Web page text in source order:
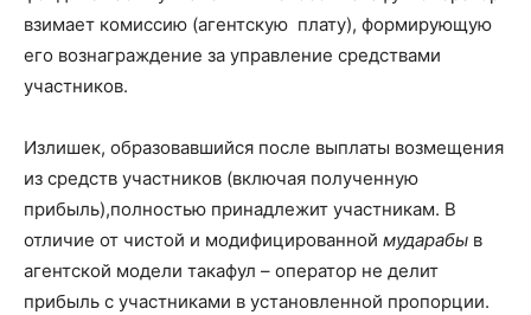
взимает комиссию (агентскую плату), формирующую
его вознаграждение за управление средствами
участников.
Излишек, образовавшийся после выплаты возмещения
из средств участников (включая полученную
прибыль),полностью принадлежит участникам. В
отличие от чистой и модифицированной мударабы в
агентской модели такафул – оператор не делит
прибыль с участниками в установленной пропорции.